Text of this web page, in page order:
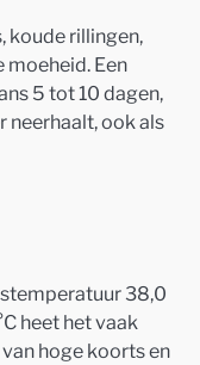
koude rillingen,
Een
5 tot 10 dagen,
neerhaalt, ook als
38,0
heet het vaak
hoge koorts en